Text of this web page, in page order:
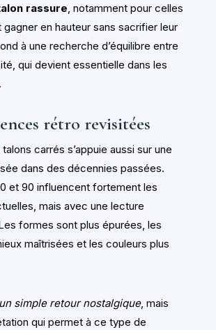
rassure , notamment pour celles
gagner en hauteur sans sacrifier leur
à une recherche d’équilibre entre
qui devient essentielle dans les
rétro revisitées
carrés s’appuie aussi sur une
dans des décennies passées.
et 90 influencent fortement les
mais avec une lecture
formes sont plus épurées, les
maîtrisées et les couleurs plus
un simple retour nostalgique, mais
qui permet à ce type de